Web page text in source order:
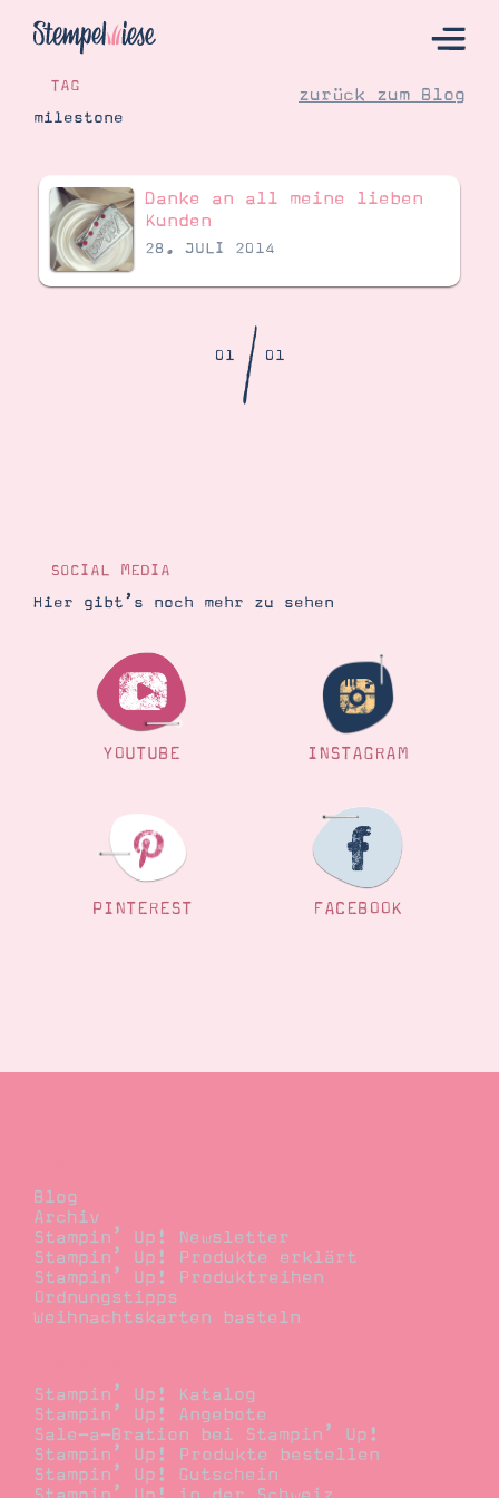
Hier Starten
Katalog
Bestellen
Kontakt
Produkte erklärt
Über mich
Über Stampin’ Up!
TAG
milestone
zurück zum Blog
Danke an all meine lieben
Kunden
28. JULI 2014
01/01
SOCIAL MEDIA
Hier gibt’s noch mehr zu sehen
YOUTUBE INSTAGRAM
PINTEREST FACEBOOK
Blog
Archiv
Stampin’ Up! Newsletter
Stampin’ Up! Produkte erklärt
Stampin’ Up! Produktreihen
Ordnungstipps
Weihnachtskarten basteln
Stampin’ Up! Katalog
Stampin’ Up! Angebote
Sale-a-Bration bei Stampin’ Up!
Stampin’ Up! Produkte bestellen
Stampin’ Up! Gutschein